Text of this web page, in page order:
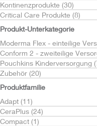
Kontinenzprodukte (30)
Critical Care Produkte (8)
Produkt-Unterkategorie
Moderma Flex - einteilige
Conform 2 - zweiteilige
Pouchkins Kinderversorgung
Zubehör (20)
Produktfamilie
Adapt (11)
CeraPlus (24)
Compact (1)
Ihre Auswahl hat76
Sortieren nach: